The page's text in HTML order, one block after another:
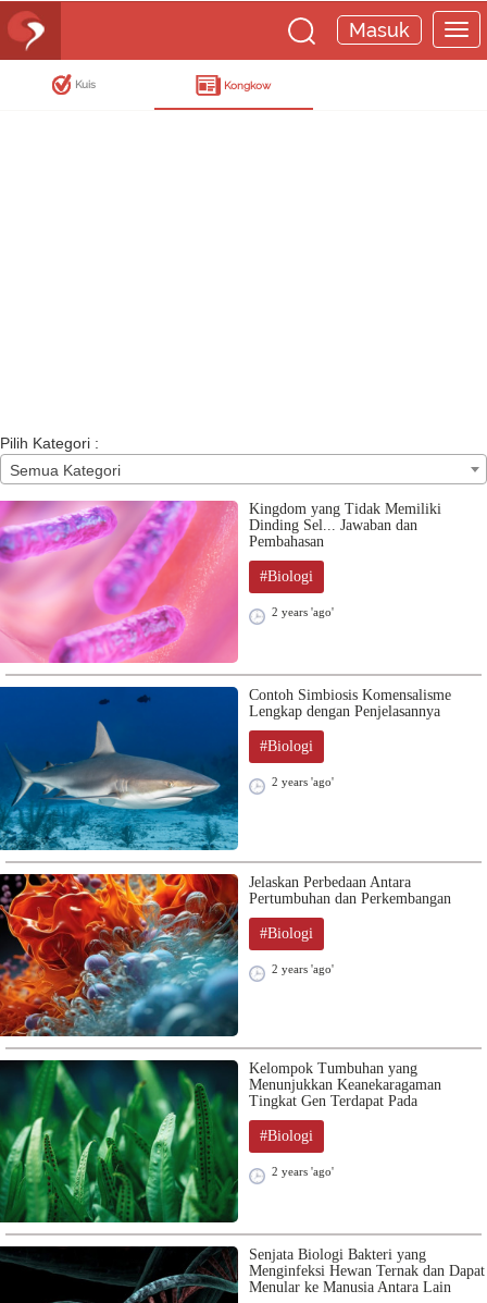
Masuk
Kuis Kongkow
Pilih Kategori :
Semua Kategori
Kingdom yang Tidak Memiliki
Dinding Sel... Jawaban dan
Pembahasan
#Biologi
2 years 'ago'
Contoh Simbiosis Komensalisme
Lengkap dengan Penjelasannya
#Biologi
2 years 'ago'
Jelaskan Perbedaan Antara
Pertumbuhan dan Perkembangan
#Biologi
2 years 'ago'
Kelompok Tumbuhan yang
Menunjukkan Keanekaragaman
Tingkat Gen Terdapat Pada
#Biologi
2 years 'ago'
Senjata Biologi Bakteri yang
Menginfeksi Hewan Ternak dan Dapat
Menular ke Manusia Antara Lain